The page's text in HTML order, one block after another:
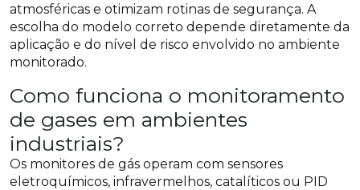
atmosféricas e otimizam rotinas de segurança. A
escolha do modelo correto depende diretamente da
aplicação e do nível de risco envolvido no ambiente
monitorado.
Como funciona o monitoramento
de gases em ambientes
industriais?
Os monitores de gás operam com sensores
eletroquímicos, infravermelhos, catalíticos ou PID